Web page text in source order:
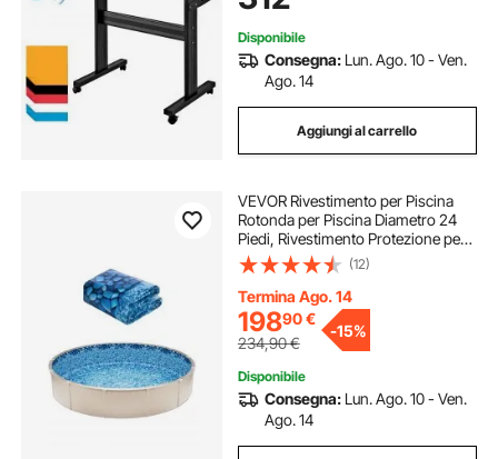
ecc.
Disponibile
Consegna: Lun. Ago. 10 - Ven.
Ago. 14
Aggiungi al carrello
VEVOR Rivestimento per Piscina
Rotonda per Piscina Diametro 24
Piedi, Rivestimento Protezione per
Pareti di Piscine Fuori Terra 54
Pollici Stile Sovrapposto,
Rivestimento Piscina in Materiale
Vinile
(12)
Termina Ago. 14
19890€
234,90€
-15%
Disponibile
Consegna: Lun. Ago. 10 - Ven.
Ago. 14